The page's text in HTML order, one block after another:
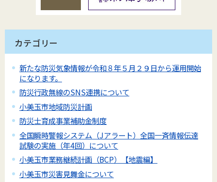
カテゴリー
新たな防災気象情報が令和８年５月２９日から運用開始
になります。
防災行政無線のSNS連携について
小美玉市地域防災計画
防災士育成事業補助金制度
全国瞬時警報システム（Jアラート）全国一斉情報伝達
試験の実施（年4回）について
小美玉市業務継続計画（BCP）【地震編】
小美玉市災害見舞金について